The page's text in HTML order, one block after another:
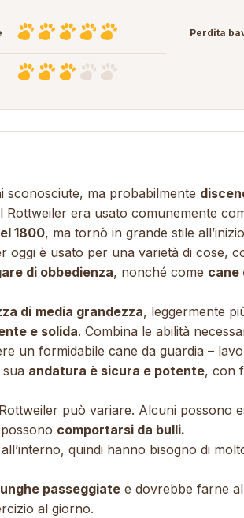
Perdita
sconosciute, ma probabilmente
Rottweiler era usato comunemente
1800, ma tornò in grande stile
oggi è usato per una varietà di cose,
di obbedienza, nonché come cane
di media grandezza, leggermente
e solida. Combina le abilità
un formidabile cane da guardia –
sua andatura è sicura e potente, con
può variare. Alcuni possono
comportarsi da bulli.
quindi hanno bisogno di
passeggiate e dovrebbe farne
al giorno.